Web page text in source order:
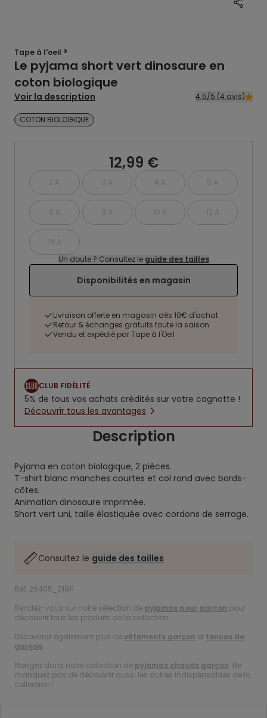
Tape à l'oeil ®
Le pyjama short vert dinosaure en
coton biologique
Voir la description 4.5/5 (4 avis)
COTON BIOLOGIQUE
12,99 €
2 A 3 A 4 A 5 A
6 A 8 A 10 A 12 A
14 A
Un doute ? Consultez le guide des tailles
Disponibilités en magasin
Livraison offerte en magasin dès 10€ d'achat
Retour & échanges gratuits toute la saison
Vendu et expédié par Tape à l'Oeil
CLUB FIDÉLITÉ
5% de tous vos achats crédités sur votre cagnotte !
Découvrir tous les avantages
Description
Pyjama en coton biologique, 2 pièces.
T-shirt blanc manches courtes et col rond avec bords-
côtes.
Animation dinosaure imprimée.
Short vert uni, taille élastiquée avec cordons de serrage.
Consultez le guide des tailles
Ref. 26405_01911
Rendez-vous sur notre sélection de pyjamas pour garçon pour
découvrir tous les produits de la collection.
Découvrez également plus devêtements garçon et tenues de
garçon.
Plongez dans notre collection de pyjamas chauds garçon. Ne
manquez pas de découvrir aussi les autres indispensables de la
collection !